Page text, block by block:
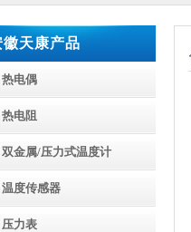
徽天康产品
热电偶
热电阻
双金属/压力式温度计
温度传感器
压力表